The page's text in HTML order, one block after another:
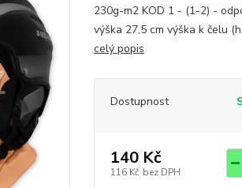
230g-m2 KOD 1 - (1-2) -
výška 27,5 cm výška k čelu
celý popis
Dostupnost
140 Kč
116 Kč bez DPH